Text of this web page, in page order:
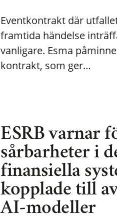
Eventkontrakt där
framtida händelse
vanligare. Esma
kontrakt, som ger…
ESRB varnar
sårbarheter i
finansiella
kopplade till
AI-modeller